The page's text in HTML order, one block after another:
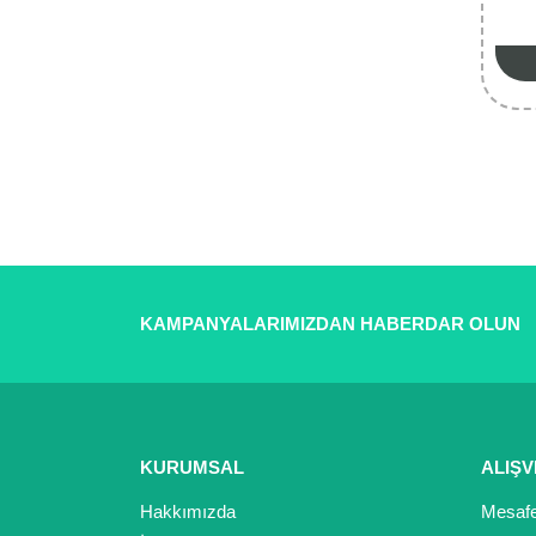
KAMPANYALARIMIZDAN HABERDAR OLUN
KURUMSAL
Hakkımızda